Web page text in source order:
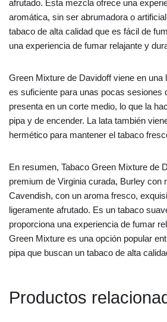
afrutado. Esta mezcla ofrece una
aromática, sin ser abrumadora o
tabaco de alta calidad que es fácil de
una experiencia de fumar relajante y
Green Mixture de Davidoff viene en una
es suficiente para unas pocas sesiones
presenta en un corte medio, lo que la
pipa y de encender. La lata también
hermético para mantener el tabaco
En resumen, Tabaco Green Mixture de
premium de Virginia curada, Burley con
Cavendish, con un aroma fresco,
ligeramente afrutado. Es un tabaco
proporciona una experiencia de fumar
Green Mixture es una opción popular
pipa que buscan un tabaco de alta
Productos